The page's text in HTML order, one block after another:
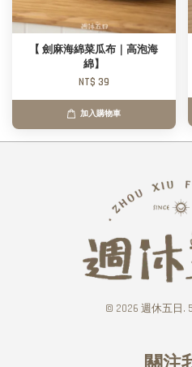
【 劍麻海綿菜瓜布｜高泡海
綿】
NT$ 39
加入購物車
© 2026 週休五日.